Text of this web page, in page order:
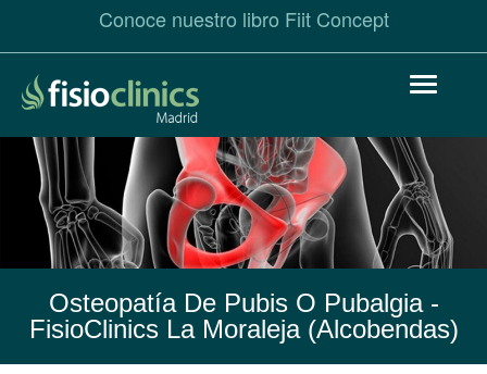
Pasar
contenido
principal
Conoce nuestro libro Fiit Concept
Toggle
Osteopatía De Pubis O Pubalgia-
FisioClinics La Moraleja (Alcobendas)